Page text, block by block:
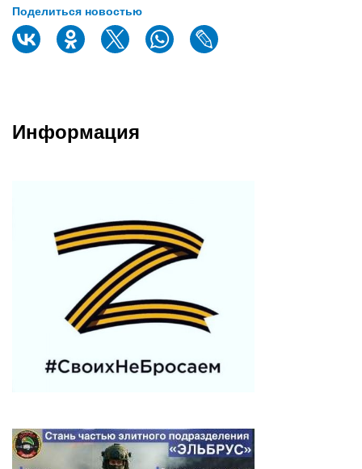
Поделиться новостью
Информация